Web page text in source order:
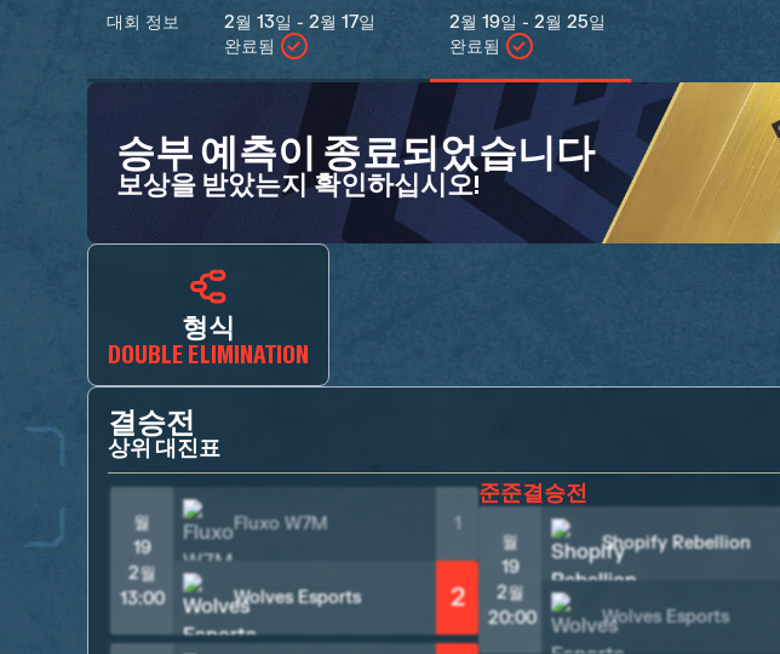
대회 정보
2월 13일 - 2월 17일
완료됨
2월 19일 - 2월 25일
완료됨
승부 예측이 종료되었습니다
보상을 받았는지 확인하십시오!
형식
DOUBLE ELIMINATION
결승전
상위 대진표
월
19
2월
13:00
Fluxo W7M 1
Wolves Esports 2
준준결승전
월
19
2월
20:00
Shopify Rebellion
Wolves Esports